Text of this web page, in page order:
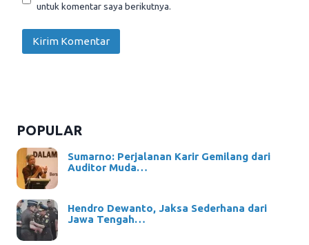
untuk komentar saya berikutnya.
POPULAR
Sumarno: Perjalanan Karir Gemilang dari
Auditor Muda…
Hendro Dewanto, Jaksa Sederhana dari
Jawa Tengah…